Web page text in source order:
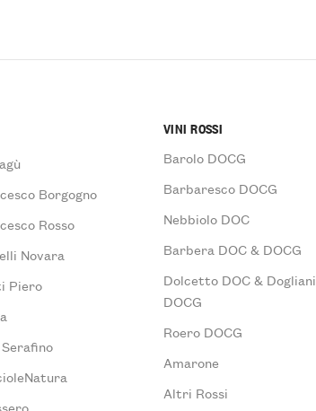
Borgogno
Rosso
Novara
Piero
VINI ROSSI
Barolo DOCG
Barbaresco DOCG
Nebbiolo DOC
Barbera DOC & DOCG
Dolcetto DOC & Dogliani
DOCG
Roero DOCG
Amarone
Altri Rossi